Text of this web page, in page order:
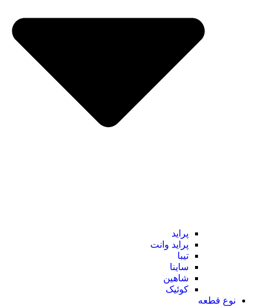
پراید
پراید وانت
تیبا
ساینا
شاهین
کوئیک
نوع قطعه